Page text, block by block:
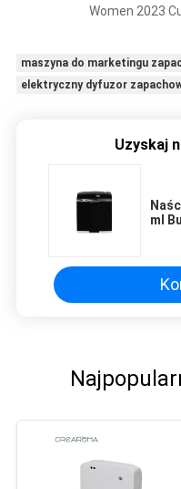
Women 2023
maszyna do marketingu
elektryczny dyfuzor
Uzyskaj
ml